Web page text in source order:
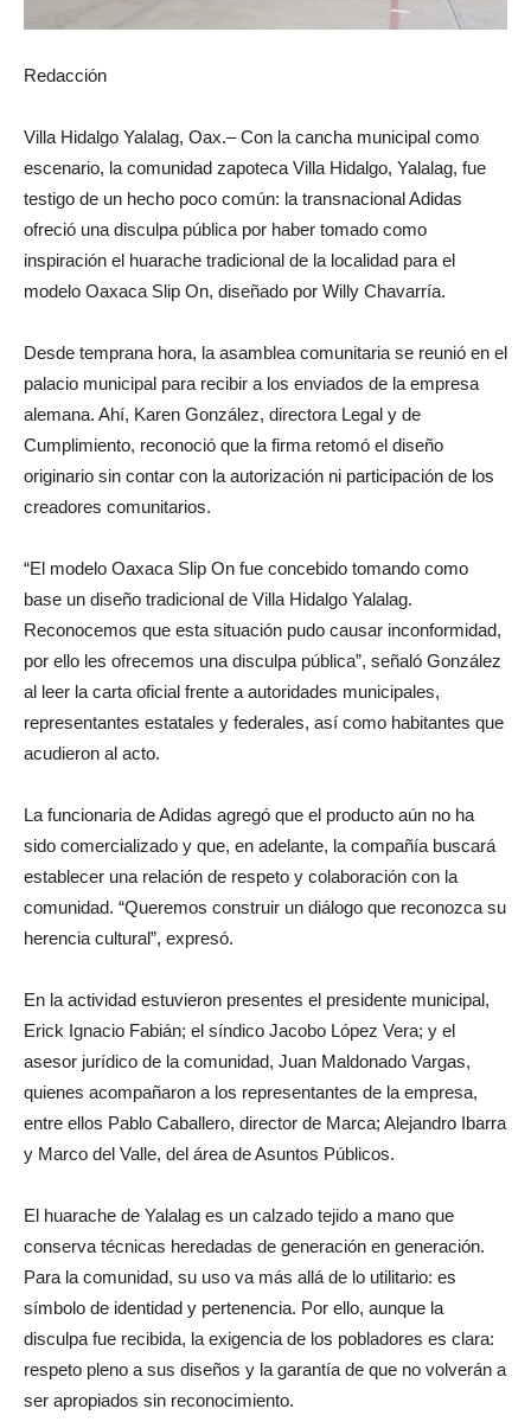
Redacción
Villa Hidalgo Yalalag, Oax.– Con la cancha municipal como
escenario, la comunidad zapoteca Villa Hidalgo, Yalalag, fue
testigo de un hecho poco común: la transnacional Adidas
ofreció una disculpa pública por haber tomado como
inspiración el huarache tradicional de la localidad para el
modelo Oaxaca Slip On, diseñado por Willy Chavarría.
Desde temprana hora, la asamblea comunitaria se reunió en el
palacio municipal para recibir a los enviados de la empresa
alemana. Ahí, Karen González, directora Legal y de
Cumplimiento, reconoció que la firma retomó el diseño
originario sin contar con la autorización ni participación de los
creadores comunitarios.
“El modelo Oaxaca Slip On fue concebido tomando como
base un diseño tradicional de Villa Hidalgo Yalalag.
Reconocemos que esta situación pudo causar inconformidad,
por ello les ofrecemos una disculpa pública”, señaló González
al leer la carta oficial frente a autoridades municipales,
representantes estatales y federales, así como habitantes que
acudieron al acto.
La funcionaria de Adidas agregó que el producto aún no ha
sido comercializado y que, en adelante, la compañía buscará
establecer una relación de respeto y colaboración con la
comunidad. “Queremos construir un diálogo que reconozca su
herencia cultural”, expresó.
En la actividad estuvieron presentes el presidente municipal,
Erick Ignacio Fabián; el síndico Jacobo López Vera; y el
asesor jurídico de la comunidad, Juan Maldonado Vargas,
quienes acompañaron a los representantes de la empresa,
entre ellos Pablo Caballero, director de Marca; Alejandro Ibarra
y Marco del Valle, del área de Asuntos Públicos.
El huarache de Yalalag es un calzado tejido a mano que
conserva técnicas heredadas de generación en generación.
Para la comunidad, su uso va más allá de lo utilitario: es
símbolo de identidad y pertenencia. Por ello, aunque la
disculpa fue recibida, la exigencia de los pobladores es clara:
respeto pleno a sus diseños y la garantía de que no volverán a
ser apropiados sin reconocimiento.